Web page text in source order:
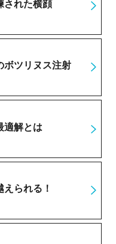
された横顔
ボツリヌス注射
適解とは
られる！